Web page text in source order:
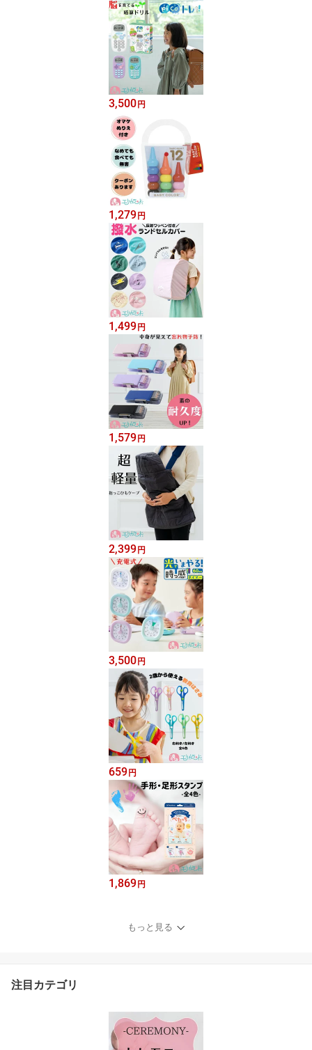
3,500円
1,279円
1,499円
1,579円
2,399円
3,500円
659円
1,869円
もっと見る
注目カテゴリ